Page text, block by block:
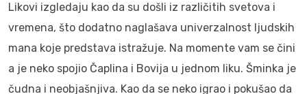
Likovi izgledaju kao da su došli iz različitih svetova i
vremena, što dodatno naglašava univerzalnost ljudskih
mana koje predstava istražuje. Na momente vam se čini
a je neko spojio Čaplina i Bovija u jednom liku. Šminka je
čudna i neobjašnjiva. Kao da se neko igrao i pokušao da